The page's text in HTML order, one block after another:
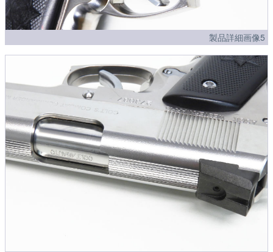
製品詳細画像5